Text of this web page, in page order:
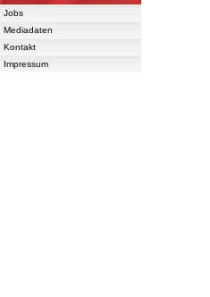
Jobs
Mediadaten
Kontakt
Impressum